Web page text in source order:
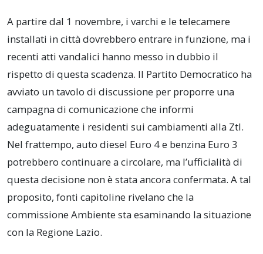
A partire dal 1 novembre, i varchi e le telecamere
installati in città dovrebbero entrare in funzione, ma i
recenti atti vandalici hanno messo in dubbio il
rispetto di questa scadenza. Il Partito Democratico ha
avviato un tavolo di discussione per proporre una
campagna di comunicazione che informi
adeguatamente i residenti sui cambiamenti alla Ztl.
Nel frattempo, auto diesel Euro 4 e benzina Euro 3
potrebbero continuare a circolare, ma l’ufficialità di
questa decisione non è stata ancora confermata. A tal
proposito, fonti capitoline rivelano che la
commissione Ambiente sta esaminando la situazione
con la Regione Lazio.